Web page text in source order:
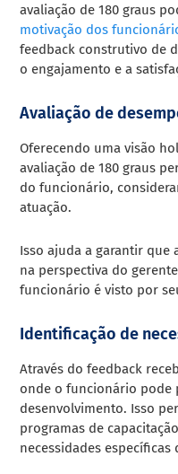
avaliação de 180 graus
motivação dos
feedback construtivo de
o engajamento e a
Avaliação de
Oferecendo uma visão
avaliação de 180 graus
do funcionário,
atuação.
Isso ajuda a garantir que
na perspectiva do
funcionário é visto por
Identificação de
Através do feedback
onde o funcionário pode
desenvolvimento. Isso
programas de
necessidades